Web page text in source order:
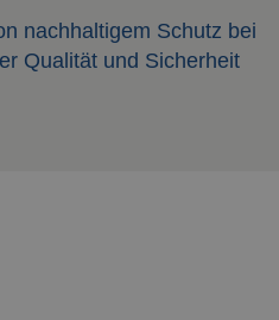
nachhaltigem Schutz bei
Qualität und Sicherheit